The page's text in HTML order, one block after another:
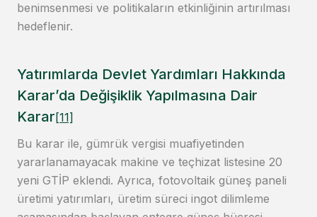
benimsenmesi ve politikaların etkinliğinin artırılması
hedeflenir.
Yatırımlarda Devlet Yardımları Hakkında
Karar’da Değişiklik Yapılmasına Dair
Karar [11]
Bu karar ile, gümrük vergisi muafiyetinden
yararlanamayacak makine ve teçhizat listesine 20
yeni GTİP eklendi. Ayrıca, fotovoltaik güneş paneli
üretimi yatırımları, üretim süreci ingot dilimleme